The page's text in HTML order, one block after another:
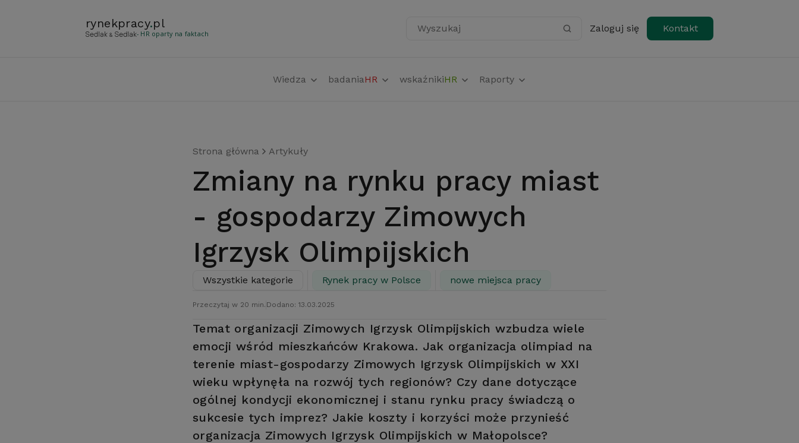
rynekpracy.pl
- HR oparty na faktach Wyszukaj Zaloguj się Kontakt
Wiedza badaniaHR wskaźnikiHR Raporty
Strona główna Artykuły
Zmiany na rynku pracy miast
- gospodarzy Zimowych
Igrzysk Olimpijskich
Wszystkie kategorie Rynek pracy w Polsce nowe miejsca pracy
Przeczytaj w 20 min. Dodano: 13.03.2025
Temat organizacji Zimowych Igrzysk Olimpijskich wzbudza wiele
emocji wśród mieszkańców Krakowa. Jak organizacja olimpiad na
terenie miast-gospodarzy Zimowych Igrzysk Olimpijskich w XXI
wieku wpłynęła na rozwój tych regionów? Czy dane dotyczące
ogólnej kondycji ekonomicznej i stanu rynku pracy świadczą o
sukcesie tych imprez? Jakie koszty i korzyści może przynieść
organizacja Zimowych Igrzysk Olimpijskich w Małopolsce?